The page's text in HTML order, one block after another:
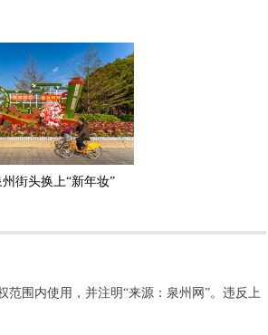
街头换上“新年妆”
围内使用，并注明“来源：泉州网”。违反上